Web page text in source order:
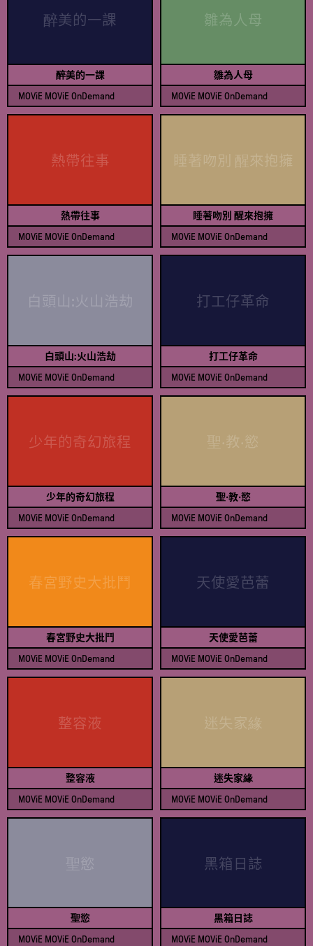
醉美的一課
醉美的一課
MOViE MOViE OnDemand
查看節目表
雛為人母
雛為人母
MOViE MOViE OnDemand
查看節目表
熱帶往事
熱帶往事
MOViE MOViE OnDemand
查看節目表
睡著吻別 醒來抱擁
睡著吻別 醒來抱擁
MOViE MOViE OnDemand
查看節目表
白頭山:火山浩劫
MOViE MOViE OnDemand
查看節目表
打工仔革命
打工仔革命
MOViE MOViE OnDemand
查看節目表
少年的奇幻旅程
少年的奇幻旅程
MOViE MOViE OnDemand
查看節目表
聖‧教‧慾
聖‧教‧慾
MOViE MOViE OnDemand
查看節目表
春宮野史大批鬥
春宮野史大批鬥
MOViE MOViE OnDemand
查看節目表
天使愛芭蕾
天使愛芭蕾
MOViE MOViE OnDemand
查看節目表
整容液
整容液
MOViE MOViE OnDemand
查看節目表
迷失家緣
迷失家緣
MOViE MOViE OnDemand
查看節目表
聖慾
MOViE MOViE OnDemand
黑箱日誌
黑箱日誌
MOViE MOViE OnDemand